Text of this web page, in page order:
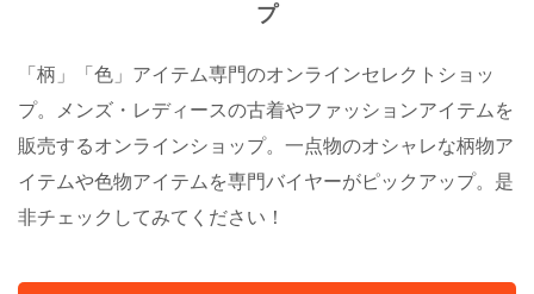
プ
「柄」「色」アイテム専門のオンラインセレクトショッ
プ。メンズ・レディースの古着やファッションアイテムを
販売するオンラインショップ。一点物のオシャレな柄物ア
イテムや色物アイテムを専門バイヤーがピックアップ。是
非チェックしてみてください！